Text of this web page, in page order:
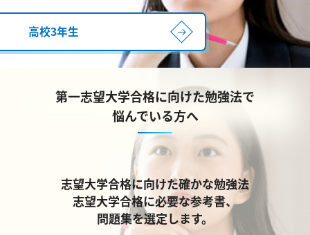
高校3年生
第一志望大学合格に向けた勉強法で
悩んでいる方へ
志望大学合格に向けた確かな勉強法
志望大学合格に必要な参考書、
問題集を選定します。